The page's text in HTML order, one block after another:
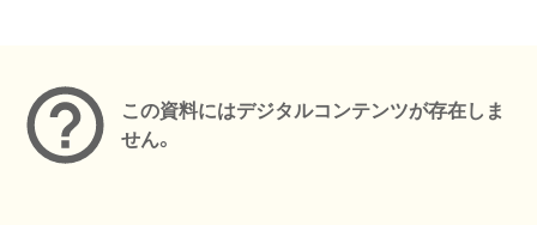
この資料にはデジタルコンテンツが存在しま
せん。